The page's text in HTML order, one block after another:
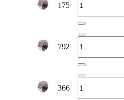
175
792
366